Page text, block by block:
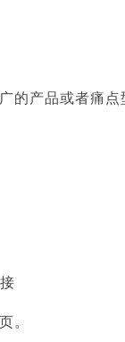
的产品或者痛点
。